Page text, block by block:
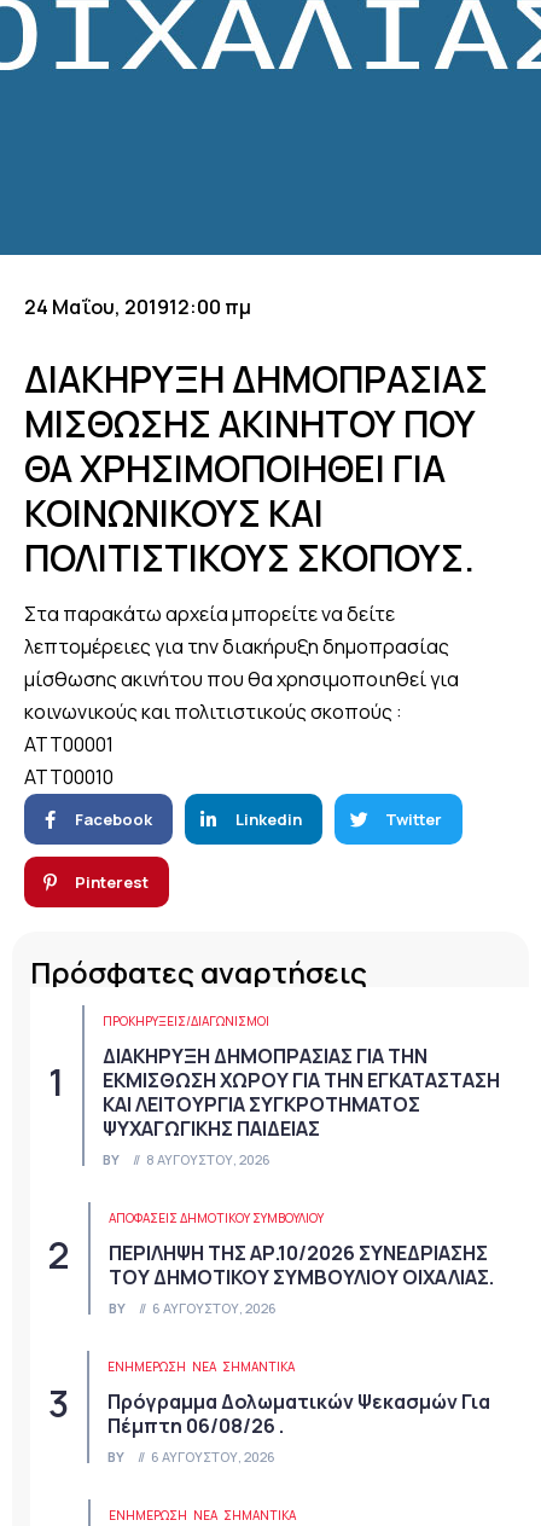
24 Μαΐου, 201912:00 πμ
ΔΙΑΚΗΡΥΞΗ ΔΗΜΟΠΡΑΣΙΑΣ
ΜΙΣΘΩΣΗΣ ΑΚΙΝΗΤΟΥ ΠΟΥ
ΘΑ ΧΡΗΣΙΜΟΠΟΙΗΘΕΙ ΓΙΑ
ΚΟΙΝΩΝΙΚΟΥΣ ΚΑΙ
ΠΟΛΙΤΙΣΤΙΚΟΥΣ ΣΚΟΠΟΥΣ.
Στα παρακάτω αρχεία μπορείτε να δείτε
λεπτομέρειες για την διακήρυξη δημοπρασίας
μίσθωσης ακινήτου που θα χρησιμοποιηθεί για
κοινωνικούς και πολιτιστικούς σκοπούς :
ATT00001
ATT00010
Facebook Linkedin Twitter
Pinterest
Πρόσφατες αναρτήσεις
ΠΡΟΚΗΡΎΞΕΙΣ/ΔΙΑΓΩΝΙΣΜΟΊ
ΔΙΑΚΗΡΥΞΗ ΔΗΜΟΠΡΑΣΙΑΣ ΓΙΑ ΤΗΝ
ΕΚΜΙΣΘΩΣΗ ΧΩΡΟΥ ΓΙΑ ΤΗΝ ΕΓΚΑΤΑΣΤΑΣΗ
ΚΑΙ ΛΕΙΤΟΥΡΓΙΑ ΣΥΓΚΡΟΤΗΜΑΤΟΣ
ΨΥΧΑΓΩΓΙΚΗΣ ΠΑΙΔΕΙΑΣ
BY 8 ΑΥΓΟΎΣΤΟΥ, 2026
ΑΠΟΦΆΣΕΙΣ ΔΗΜΟΤΙΚΟΎ ΣΥΜΒΟΥΛΊΟΥ
ΠΕΡΙΛΗΨΗ ΤΗΣ ΑΡ.10/2026 ΣΥΝΕΔΡΙΑΣΗΣ
ΤΟΥ ΔΗΜΟΤΙΚΟΥ ΣΥΜΒΟΥΛΙΟΥ ΟΙΧΑΛΙΑΣ.
BY 6 ΑΥΓΟΎΣΤΟΥ, 2026
ΕΝΗΜΕΡΩΣΗ ΝΈΑ ΣΗΜΑΝΤΙΚΆ
Πρόγραμμα Δολωματικών Ψεκασμών Για
Πέμπτη 06/08/26 .
BY 6 ΑΥΓΟΎΣΤΟΥ, 2026
ΕΝΗΜΕΡΩΣΗ ΝΈΑ ΣΗΜΑΝΤΙΚΆ